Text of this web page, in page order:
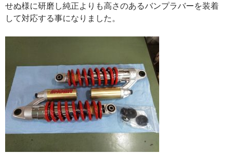
せぬ様に研磨し純正よりも高さのあるバンプラバーを装着
して対応する事になりました。